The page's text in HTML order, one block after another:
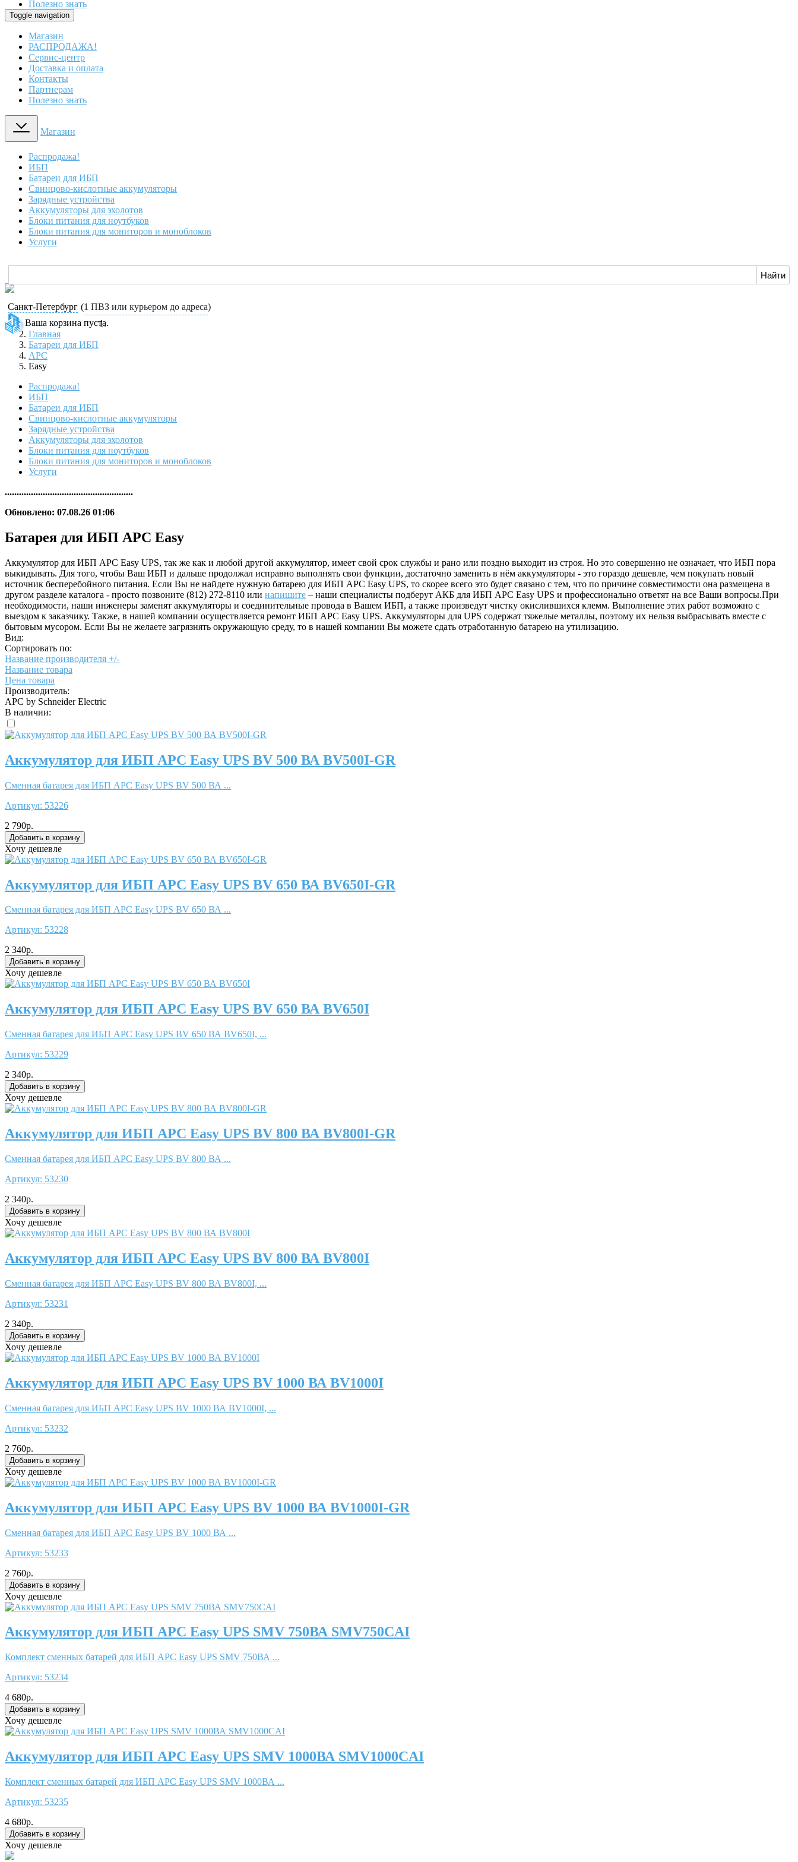
Полезно знать
Toggle navigation
Магазин
РАСПРОДАЖА!
Сервис-центр
Доставка и оплата
Контакты
Партнерам
Полезно знать
Магазин
Распродажа!
ИБП
Батареи для ИБП
Свинцово-кислотные аккумуляторы
Зарядные устройства
Аккумуляторы для эхолотов
Блоки питания для ноутбуков
Блоки питания для мониторов и моноблоков
Услуги
Санкт-Петербург (1 ПВЗ или курьером до адреса)
Ваша корзина пуста.
Главная
Батареи для ИБП
APC
Easy
Распродажа!
ИБП
Батареи для ИБП
Свинцово-кислотные аккумуляторы
Зарядные устройства
Аккумуляторы для эхолотов
Блоки питания для ноутбуков
Блоки питания для мониторов и моноблоков
Услуги
......................................................
Обновлено: 07.08.26 01:06
Батарея для ИБП APC Easy
Аккумулятор для ИБП APC Easy UPS, так же как и любой другой аккумулятор, имеет свой срок службы и рано или поздно выходит из строя. Но это совершенно не означает, что ИБП пора
выкидывать. Для того, чтобы Ваш ИБП и дальше продолжал исправно выполнять свои функции, достаточно заменить в нём аккумуляторы - это гораздо дешевле, чем покупать новый
источник бесперебойного питания. Если Вы не найдете нужную батарею для ИБП APC Easy UPS, то скорее всего это будет связано с тем, что по причине совместимости она размещена в
другом разделе каталога - просто позвоните (812) 272-8110 или напишите – наши специалисты подберут АКБ для ИБП APC Easy UPS и профессионально ответят на все Ваши вопросы.При
необходимости, наши инженеры заменят аккумуляторы и соединительные провода в Вашем ИБП, а также произведут чистку окислившихся клемм. Выполнение этих работ возможно с
выездом к заказчику. Также, в нашей компании осуществляется ремонт ИБП APC Easy UPS. Аккумуляторы для UPS содержат тяжелые металлы, поэтому их нельзя выбрасывать вместе с
бытовым мусором. Если Вы не желаете загрязнять окружающую среду, то в нашей компании Вы можете сдать отработанную батарею на утилизацию.
Вид:
Сортировать по:
Название производителя +/-
Название товара
Цена товара
Производитель:
APC by Schneider Electric
В наличии:
Аккумулятор для ИБП APC Easy UPS BV 500 ВА BV500I-GR
Сменная батарея для ИБП APC Easy UPS BV 500 ВА ...
Артикул: 53226
2 790р.
Хочу дешевле
Аккумулятор для ИБП APC Easy UPS BV 650 ВА BV650I-GR
Сменная батарея для ИБП APC Easy UPS BV 650 ВА ...
Артикул: 53228
2 340р.
Хочу дешевле
Аккумулятор для ИБП APC Easy UPS BV 650 ВА BV650I
Сменная батарея для ИБП APC Easy UPS BV 650 ВА BV650I, ...
Артикул: 53229
2 340р.
Хочу дешевле
Аккумулятор для ИБП APC Easy UPS BV 800 ВА BV800I-GR
Сменная батарея для ИБП APC Easy UPS BV 800 ВА ...
Артикул: 53230
2 340р.
Хочу дешевле
Аккумулятор для ИБП APC Easy UPS BV 800 ВА BV800I
Сменная батарея для ИБП APC Easy UPS BV 800 ВА BV800I, ...
Артикул: 53231
2 340р.
Хочу дешевле
Аккумулятор для ИБП APC Easy UPS BV 1000 ВА BV1000I
Сменная батарея для ИБП APC Easy UPS BV 1000 ВА BV1000I, ...
Артикул: 53232
2 760р.
Хочу дешевле
Аккумулятор для ИБП APC Easy UPS BV 1000 ВА BV1000I-GR
Сменная батарея для ИБП APC Easy UPS BV 1000 ВА ...
Артикул: 53233
2 760р.
Хочу дешевле
Аккумулятор для ИБП APC Easy UPS SMV 750ВА SMV750CAI
Комплект сменных батарей для ИБП APC Easy UPS SMV 750ВА ...
Артикул: 53234
4 680р.
Хочу дешевле
Аккумулятор для ИБП APC Easy UPS SMV 1000ВА SMV1000CAI
Комплект сменных батарей для ИБП APC Easy UPS SMV 1000ВА ...
Артикул: 53235
4 680р.
Хочу дешевле